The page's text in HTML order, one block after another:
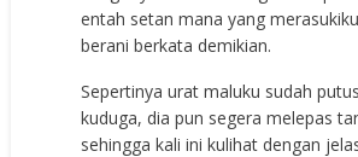
entah setan mana yang
berani berkata demikian.
Sepertinya urat maluku sudah
kuduga, dia pun segera melepas
sehingga kali ini kulihat dengan